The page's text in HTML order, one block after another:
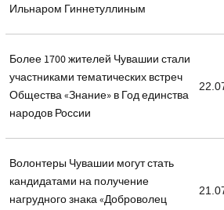
Ильнаром Гиннетуллиным
Более 1700 жителей Чувашии стали
участниками тематических встреч
Общества «Знание» в Год единства
народов России
Волонтеры Чувашии могут стать
кандидатами на получение
нагрудного знака «Доброволец